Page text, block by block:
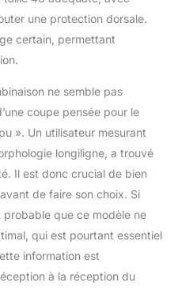
une protection dorsale.
certain, permettant
ne semble pas
coupe pensée pour le
». Un utilisateur mesurant
longiligne, a trouvé
Il est donc crucial de bien
de faire son choix. Si
que ce modèle ne
qui est pourtant essentiel
information est
à la réception du